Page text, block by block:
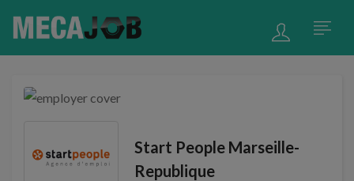
Start People Marseille-
Republique